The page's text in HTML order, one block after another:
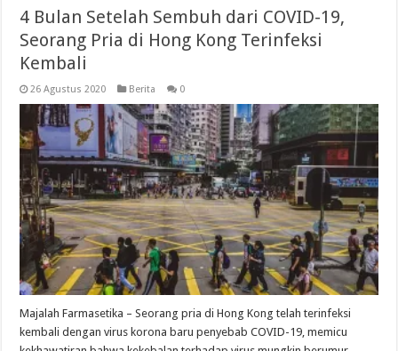
4 Bulan Setelah Sembuh dari COVID-19,
Seorang Pria di Hong Kong Terinfeksi
Kembali
26 Agustus 2020 Berita 0
Majalah Farmasetika – Seorang pria di Hong Kong telah terinfeksi
kembali dengan virus korona baru penyebab COVID-19, memicu